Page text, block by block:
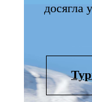
досягла